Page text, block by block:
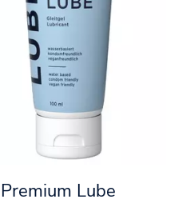
Lube